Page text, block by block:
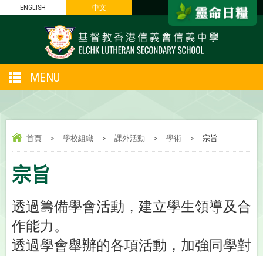
ENGLISH 中文
MENU
首頁 > 學校組織 > 課外活動 > 學術 > 宗旨
宗旨
透過籌備學會活動，建立學生領導及合
作能力。
透過學會舉辦的各項活動，加強同學對